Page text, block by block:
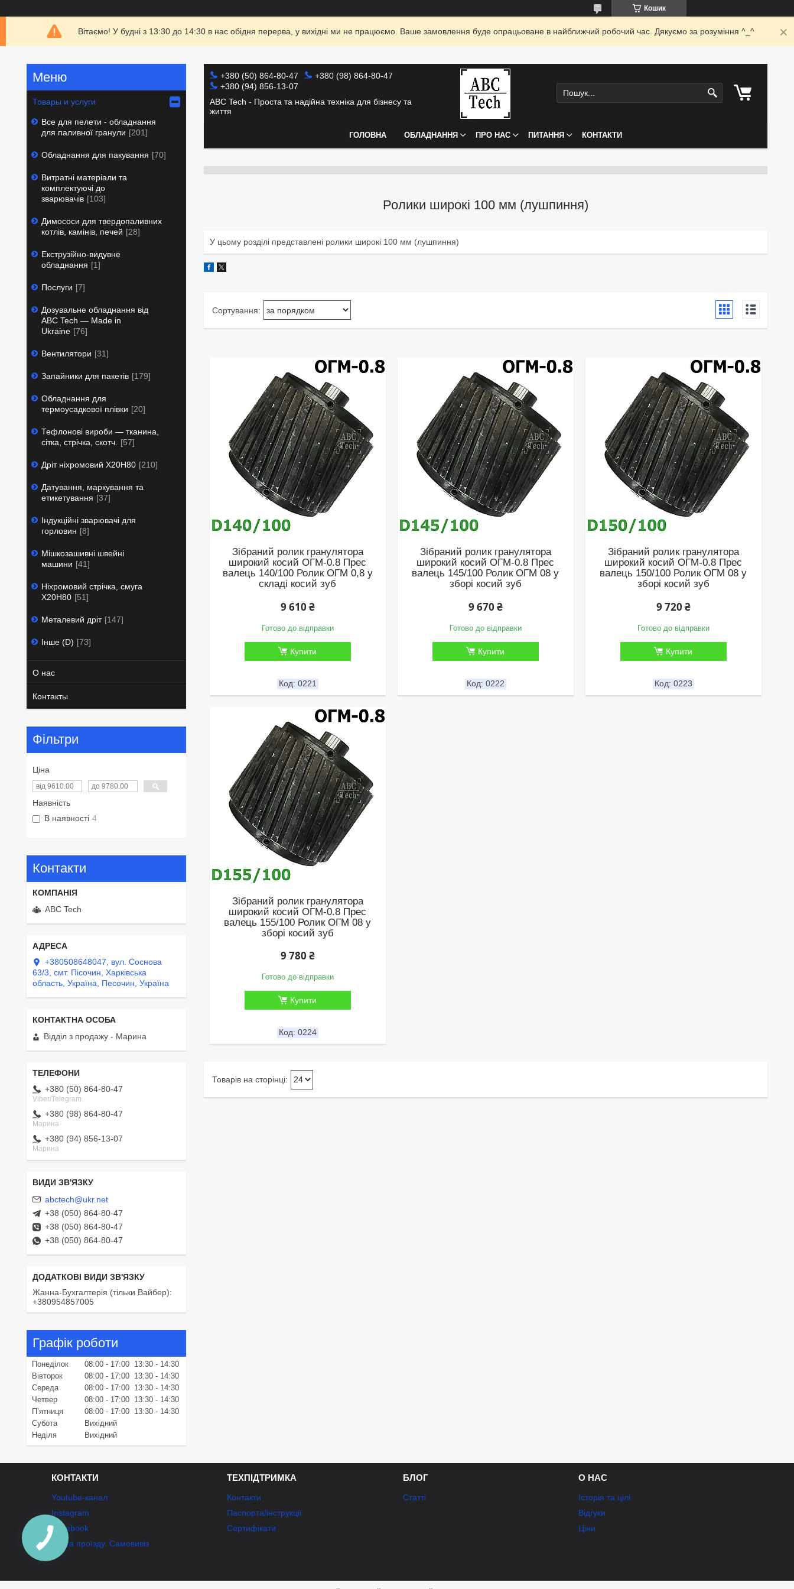
Кошик
Вітаємо! У будні з 13:30 до 14:30 в нас обідня перерва, у вихідні ми не працюємо. Ваше замовлення буде опрацьоване в найближчий робочий час. Дякуємо за розуміння ^_^
+380 (50) 864-80-47
+380 (98) 864-80-47
+380 (94) 856-13-07
ABC Tech - Проста та надійна техніка для бізнесу та
життя
ГОЛОВНА ОБЛАДНАННЯ ПРО НАС ПИТАННЯ КОНТАКТИ
Ролики широкі 100 мм (лушпиння)
У цьому розділі представлені ролики широкі 100 мм (лушпиння)
Зібраний ролик гранулятора
широкий косий ОГМ-0.8 Прес
валець 140/100 Ролик ОГМ 0,8 у
складі косий зуб
9 610 ₴
Готово до відправки
Купити
0221
Зібраний ролик гранулятора
широкий косий ОГМ-0.8 Прес
валець 145/100 Ролик ОГМ 08 у
зборі косий зуб
9 670 ₴
Готово до відправки
Купити
0222
Зібраний ролик гранулятора
широкий косий ОГМ-0.8 Прес
валець 150/100 Ролик ОГМ 08 у
зборі косий зуб
9 720 ₴
Готово до відправки
Купити
0223
Зібраний ролик гранулятора
широкий косий ОГМ-0.8 Прес
валець 155/100 Ролик ОГМ 08 у
зборі косий зуб
9 780 ₴
Готово до відправки
Купити
0224
Товары и услуги
Все для пелети - обладнання
для паливної гранули
201
Обладнання для пакування 70
Витратні матеріали та
комплектуючі до
зварювачів
103
Димососи для твердопаливних
котлів, камінів, печей
28
Екструзійно-видувне
обладнання
1
Послуги 7
Дозувальне обладнання від
ABC Tech — Made in
Ukraine 76
Вентилятори 31
Запайники для пакетів 179
Обладнання для
термоусадкової плівки
20
Тефлонові вироби — тканина,
сітка, стрічка, скотч.
57
Дріт ніхромовий Х20Н80 210
Датування, маркування та
етикетування
37
Індукційні зварювачі для
горловин
8
Мішкозашивні швейні
машини
41
Ніхромовий стрічка, смуга
Х20Н80
51
Металевий дріт 147
Інше (D) 73
О нас
Контакты
Фільтри
Ціна
Наявність
В наявності 4
Контакти
ABC Tech
+380508648047, вул. Соснова
63/3, смт. Пісочин, Харківська
область, Україна, Песочин, Україна
Відділ з продажу - Марина
+380 (50) 864-80-47
Viber/Telegram
+380 (98) 864-80-47
Марина
+380 (94) 856-13-07
Марина
abctech@ukr.net
+38 (050) 864-80-47
+38 (050) 864-80-47
+38 (050) 864-80-47
Жанна-Бухгалтерія (тільки Вайбер)
+380954857005
Графік роботи
Понеділок 08:00 17:00 13:30
14:30
Вівторок
08:00 17:00 13:30
14:30
Середа
08:00 17:00 13:30
14:30
Четвер
08:00 17:00 13:30
14:30
Пʼятниця
08:00 17:00 13:30
14:30
Субота
Вихідний
Неділя
Вихідний
КОНТАКТИ
Youtube-канал
Instagram
Facebook
Карта проїзду. Самовивіз
ТЕХПІДТРИМКА
Контакти
Паспорта/інструкції
Сертифікати
БЛОГ
Статті
О НАС
Історія та цілі
Відгуки
Ціни